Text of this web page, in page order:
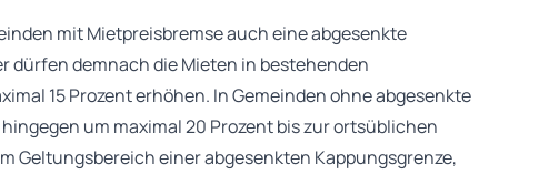
mit Mietpreisbremse auch eine abgesenkte
dürfen demnach die Mieten in bestehenden
15 Prozent erhöhen. In Gemeinden ohne abgesenkte
um maximal 20 Prozent bis zur ortsüblichen
Geltungsbereich einer abgesenkten Kappungsgrenze,